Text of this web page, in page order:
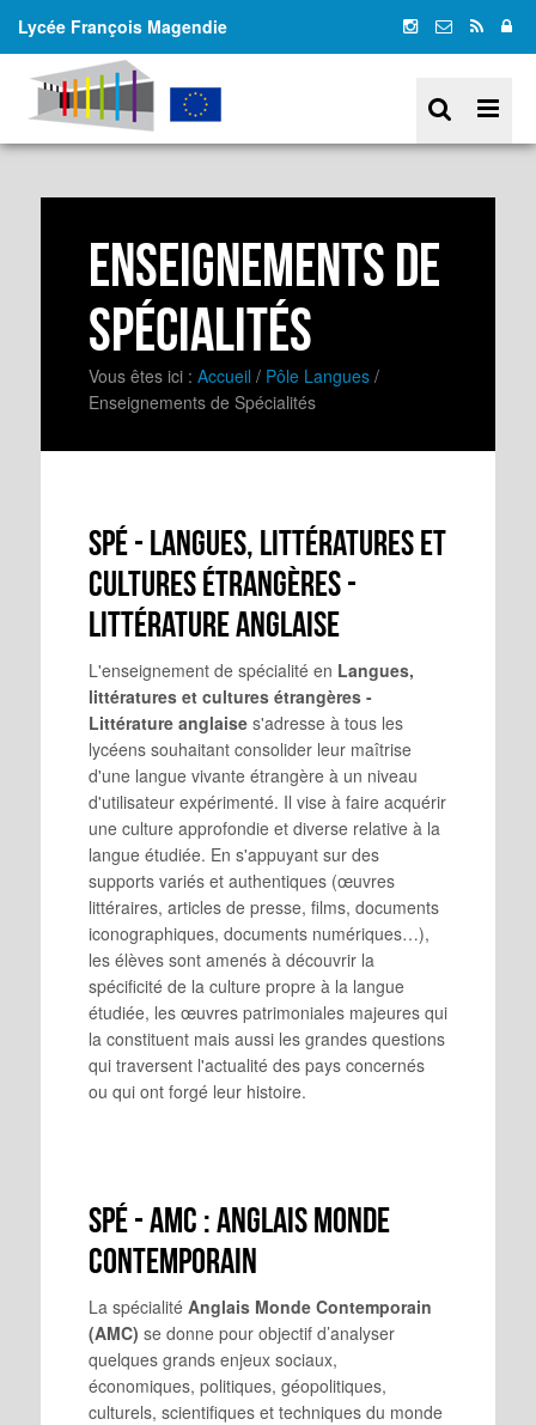
Lycée François Magendie
Enseignements de
Spécialités
Vous êtes ici : Accueil / Pôle Langues /
Enseignements de Spécialités
Spé - Langues, littératures et
cultures étrangères -
Littérature anglaise
L'enseignement de spécialité en Langues,
littératures et cultures étrangères -
Littérature anglaise s'adresse à tous les
lycéens souhaitant consolider leur maîtrise
d'une langue vivante étrangère à un niveau
d'utilisateur expérimenté. Il vise à faire acquérir
une culture approfondie et diverse relative à la
langue étudiée. En s'appuyant sur des
supports variés et authentiques (œuvres
littéraires, articles de presse, films, documents
iconographiques, documents numériques…),
les élèves sont amenés à découvrir la
spécificité de la culture propre à la langue
étudiée, les œuvres patrimoniales majeures qui
la constituent mais aussi les grandes questions
qui traversent l'actualité des pays concernés
ou qui ont forgé leur histoire.
Spé - AMC : Anglais Monde
contemporain
La spécialité Anglais Monde Contemporain
(AMC) se donne pour objectif d’analyser
quelques grands enjeux sociaux,
économiques, politiques, géopolitiques,
culturels, scientifiques et techniques du monde